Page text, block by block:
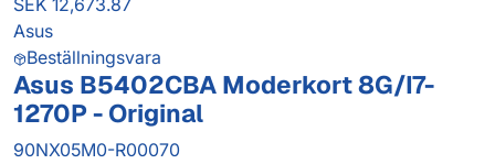
SEK 12,673.87
Asus
Beställningsvara
Asus B5402CBA Moderkort 8G/I7-
1270P - Original
90NX05M0-R00070